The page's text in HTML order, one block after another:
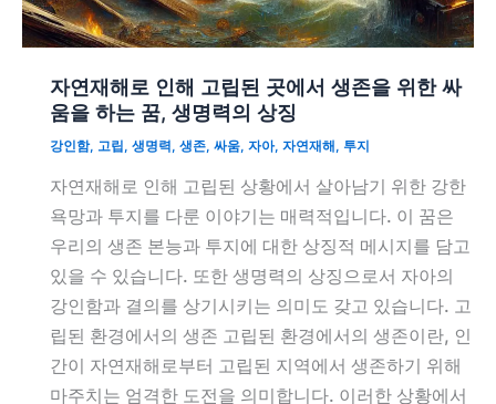
자연재해로 인해 고립된 곳에서 생존을 위한 싸
움을 하는 꿈, 생명력의 상징
강인함, 고립 , 생명력 , 생존, 싸움, 자아, 자연재해 , 투지
자연재해로 인해 고립된 상황에서 살아남기 위한 강한
욕망과 투지를 다룬 이야기는 매력적입니다. 이 꿈은
우리의 생존 본능과 투지에 대한 상징적 메시지를 담고
있을 수 있습니다. 또한 생명력의 상징으로서 자아의
강인함과 결의를 상기시키는 의미도 갖고 있습니다. 고
립된 환경에서의 생존 고립된 환경에서의 생존이란, 인
간이 자연재해로부터 고립된 지역에서 생존하기 위해
마주치는 엄격한 도전을 의미합니다. 이러한 상황에서